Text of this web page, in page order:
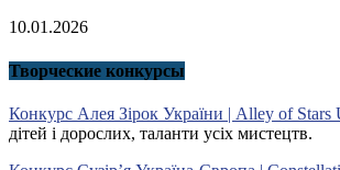
10.01.2026
Творческие конкурсы
Конкурс Алея Зірок України | Alley of Stars
дітей і дорослих, таланти усіх мистецтв.